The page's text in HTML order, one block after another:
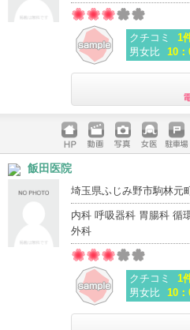
クチコミ
1
男女比
10
ホームペ
ージ
動画 写真 女医 駐車場
飯田医院
埼玉県ふじみ野市駒林元
内科 呼吸器科 胃腸科 循
外科
クチコミ
1
男女比
10